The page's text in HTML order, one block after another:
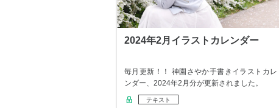
2024年2月イラストカレンダー
毎月更新！！ 神園さやか手書きイラストカレ
ンダー、2024年2月分が更新されました。
テキスト